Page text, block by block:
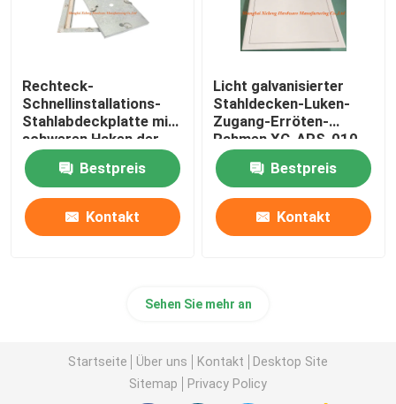
Rechteck-
Schnellinstallations-
Stahlabdeckplatte mit
schweren Haken der
Luken-vier
Bestpreis
Kontakt
Licht galvanisierter
Stahldecken-Luken-
Zugang-Erröten-
Rahmen XC-APS-010
Bestpreis
Kontakt
Sehen Sie mehr an
Startseite Über uns Kontakt
Desktop Site
Sitemap
Privacy Policy